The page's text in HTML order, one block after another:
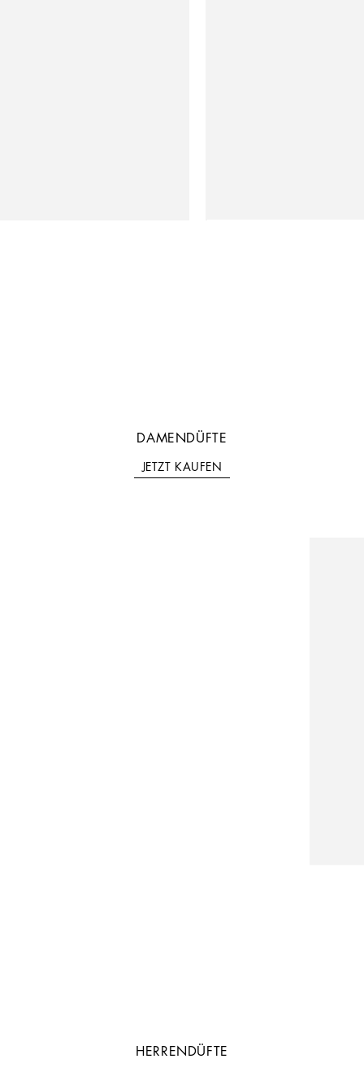
DAMENDÜFTE
JETZT KAUFEN
HERRENDÜFTE